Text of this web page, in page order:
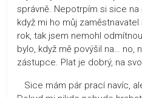
správně. Nepotrpím si sice na
když mi ho můj
rok, tak jsem nemohl
bylo, když mě povýšil na… no,
zástupce. Plat je dobrý, na
Sice mám pár prací navíc,